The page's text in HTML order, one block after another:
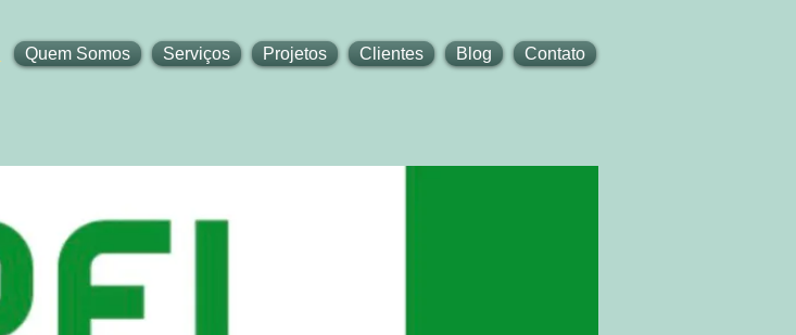
Quem Somos Serviços Projetos Clientes Blog Contato